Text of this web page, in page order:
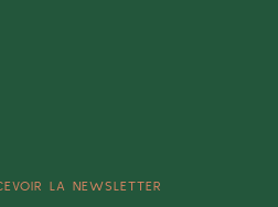
LA NEWSLETTER